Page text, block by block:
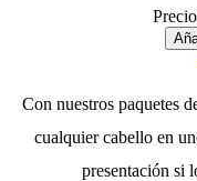
Con nuestros paquetes
cualquier cabello en
presentación si